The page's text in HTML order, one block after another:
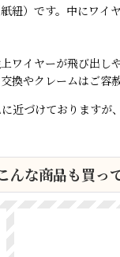
紐）です。中にワイ
ワイヤーが飛び出し
換やクレームはご容
近づけておりますが
んな商品も買っ